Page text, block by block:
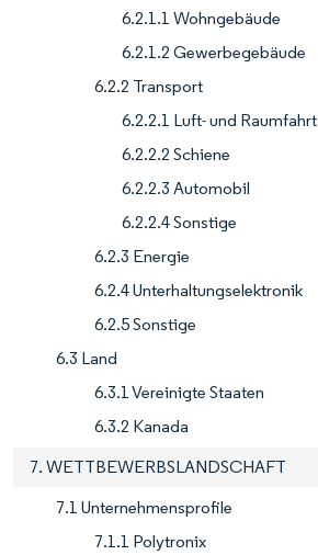
6.2.1.1 Wohngebäude
6.2.1.2 Gewerbegebäude
6.2.2 Transport
6.2.2.1 Luft- und Raumfahrt
6.2.2.2 Schiene
6.2.2.3 Automobil
6.2.2.4 Sonstige
6.2.3 Energie
6.2.4 Unterhaltungselektronik
6.2.5 Sonstige
6.3 Land
6.3.1 Vereinigte Staaten
6.3.2 Kanada
7. WETTBEWERBSLANDSCHAFT
7.1 Unternehmensprofile
7.1.1 Polytronix